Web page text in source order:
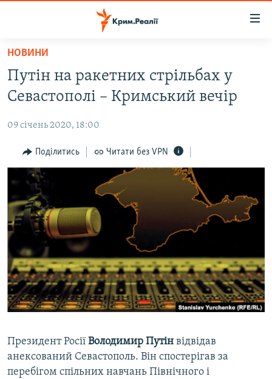
Перейти
основного
матеріалу
до
навігації
Перейти
пошуку
ВОДА.КРИМ
ПОЛІТИКА
БЛОГИ
ПОГЛЯД
ІНТЕРВ'Ю
ВСЕ ЗА ДЕНЬ
СПЕЦПРОЕКТИ
ДЕПОРТАЦІЯ
ВІДЕОУРОКИ «ELIFBE»
СВІДЧЕННЯ ОКУПАЦІЇ
ЯК ОБІЙТИ БЛОКУВАННЯ
Русский
Qırımtatar
ДОЛУЧАЙСЯ!
НОВИНИ
Путін на ракетних стрільбах у
Севастополі – Кримський вечір
09 січень 2020, 18:00
Поділитись Читати без VPN
Президент Росії Володимир Путін відвідав
анексований Севастополь. Він спостерігав за
перебігом спільних навчань Північного і